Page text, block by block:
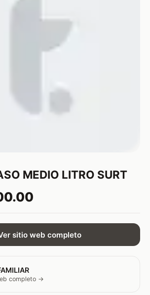
MEDIO LITRO SURT
sitio web completo
completo →